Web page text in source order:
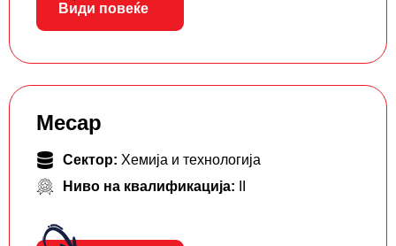
Види повеќе
Месар
Сектор: Хемија и технологија
Ниво на квалификација: